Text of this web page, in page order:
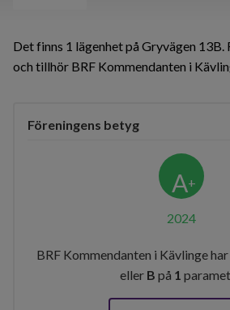
Det finns 1 lägenhet på Gryvägen
och tillhör BRF Kommendanten i
Föreningens betyg
A+
2024
BRF Kommendanten i Kävlinge
eller B på 1